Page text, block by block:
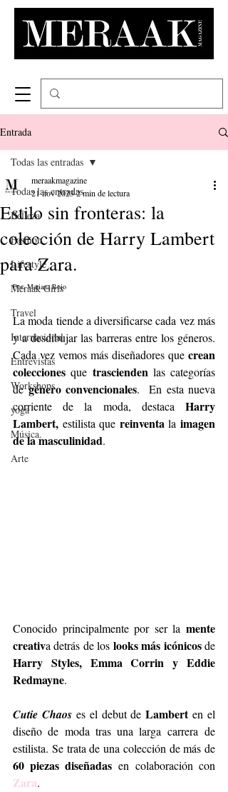
Entrada
Todas las entradas
Belleza
Fashion
Lifestyle
Meraak Girls
Travel
Internacional
Entrevistas
Workshops
yoga
Música.
Arte
Todas las entradas
Estilo sin fronteras: la
colección de Harry Lambert
para Zara.
meraakmagazine
21 nov 20232 min de lectura
Por: Mariana Rojo
La moda tiende a diversificarse cada vez más
y a desdibujar las barreras entre los géneros.
Cada vez vemos más diseñadores que crean
colecciones que trascienden las categorías
de género convencionales.  En esta nueva
corriente de la moda, destaca Harry
Lambert, estilista que reinventa la imagen
de la masculinidad.
Conocido principalmente por ser la mente
creativa detrás de los looks más icónicos
Harry Styles, Emma Corrin y Eddie
Redmayne.
Cutie Chaos es el debut de Lambert en el
diseño de moda tras una larga carrera de
60 piezas diseñadas en
Zara.